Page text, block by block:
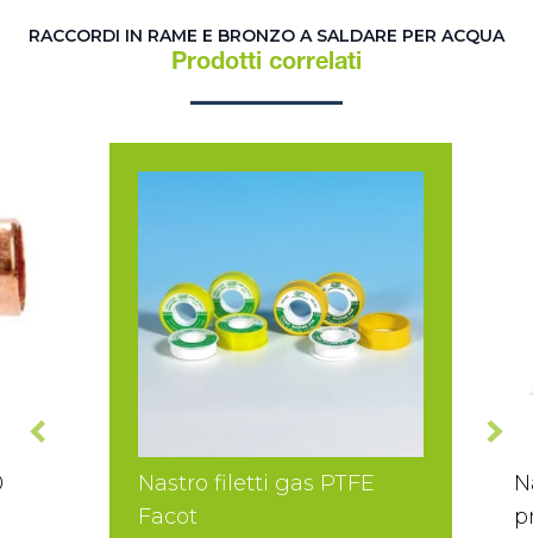
RACCORDI IN RAME E BRONZO A SALDARE PER ACQUA
Prodotti correlati
Nastro filetti gas PTFE
Facot